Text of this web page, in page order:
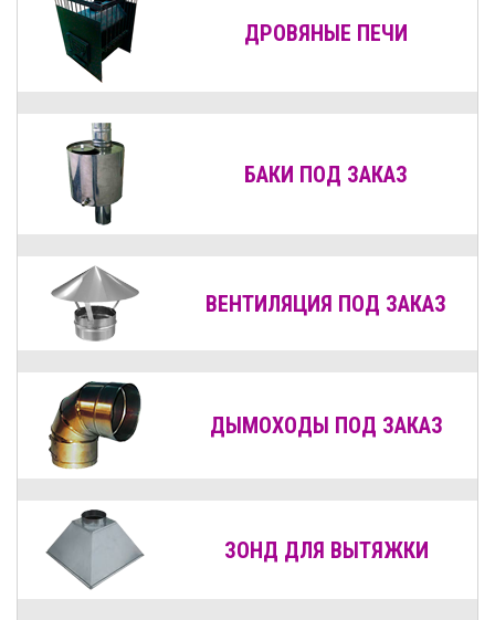
ДРОВЯНЫЕ ПЕЧИ
БАКИ ПОД ЗАКАЗ
ВЕНТИЛЯЦИЯ ПОД ЗАКАЗ
ДЫМОХОДЫ ПОД ЗАКАЗ
ЗОНД ДЛЯ ВЫТЯЖКИ